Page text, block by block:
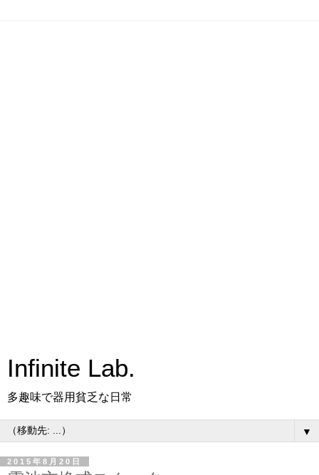
Infinite Lab.
多趣味で器用貧乏な日常
▼
2015年8月20日